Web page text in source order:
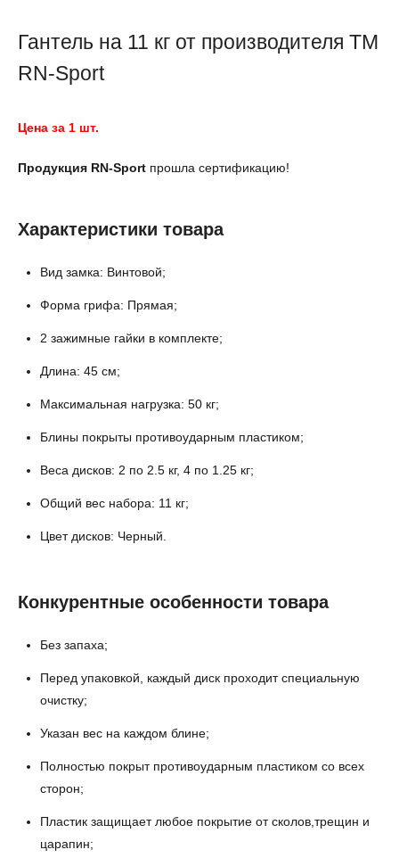
Гантель на 11 кг от производителя ТМ
RN-Sport
Цена за 1 шт.
Продукция RN-Sport прошла сертификацию!
Характеристики товара
Вид замка: Винтовой;
Форма грифа: Прямая;
2 зажимные гайки в комплекте;
Длина: 45 см;
Максимальная нагрузка: 50 кг;
Блины покрыты противоударным пластиком;
Веса дисков: 2 по 2.5 кг, 4 по 1.25 кг;
Общий вес набора: 11 кг;
Цвет дисков: Черный.
Конкурентные особенности товара
Без запаха;
Перед упаковкой, каждый диск проходит специальную
очистку;
Указан вес на каждом блине;
Полностью покрыт противоударным пластиком со всех
сторон;
Пластик защищает любое покрытие от сколов,трещин и
царапин;